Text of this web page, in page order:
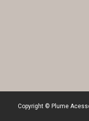
Copyright © Plume